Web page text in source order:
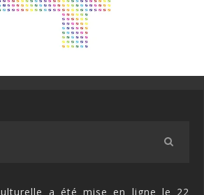
a été mise en ligne le 22